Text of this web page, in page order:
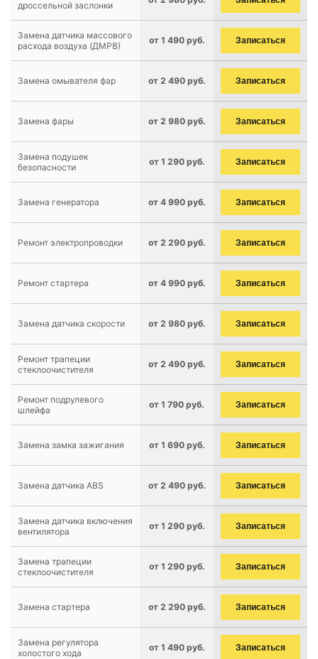
дроссельной заслонки
Замена датчика массового
расхода воздуха (ДМРВ)
от 1 490 руб. Записаться
Замена омывателя фар от 2 490 руб. Записаться
Замена фары от 2 980 руб. Записаться
Замена подушек
безопасности
от 1 290 руб. Записаться
Замена генератора от 4 990 руб. Записаться
Ремонт электропроводки от 2 290 руб. Записаться
Ремонт стартера от 4 990 руб. Записаться
Замена датчика скорости от 2 980 руб. Записаться
Ремонт трапеции
стеклоочистителя
от 2 490 руб. Записаться
Ремонт подрулевого
шлейфа
от 1 790 руб. Записаться
Замена замка зажигания от 1 690 руб. Записаться
Замена датчика ABS от 2 490 руб. Записаться
Замена датчика включения
вентилятора
от 1 290 руб. Записаться
Замена трапеции
стеклоочистителя
от 1 290 руб. Записаться
Замена стартера от 2 290 руб. Записаться
Замена регулятора
холостого хода
от 1 490 руб. Записаться